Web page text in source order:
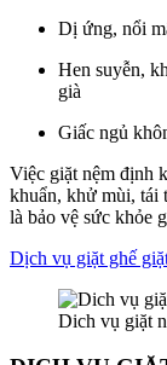
Dị ứng, nổi
Hen suyễn,
già
Giấc ngủ
Việc giặt nệm định
khuẩn, khử mùi, tái
là bảo vệ sức khỏe
Dịch vụ giặt ghế
Dich vụ giặt